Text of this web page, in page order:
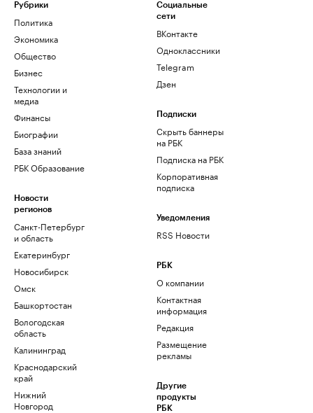
Рубрики
Политика
Экономика
Общество
Бизнес
Технологии и
медиа
Финансы
Биографии
База знаний
РБК Образование
Новости
регионов
Санкт-Петербург
и область
Екатеринбург
Новосибирск
Омск
Башкортостан
Вологодская
область
Калининград
Краснодарский
край
Нижний
Новгород
Социальные
сети
ВКонтакте
Одноклассники
Telegram
Дзен
Подписки
Скрыть баннеры
на РБК
Подписка на РБК
Корпоративная
подписка
Уведомления
RSS Новости
РБК
О компании
Контактная
информация
Редакция
Размещение
рекламы
Другие
продукты
РБК